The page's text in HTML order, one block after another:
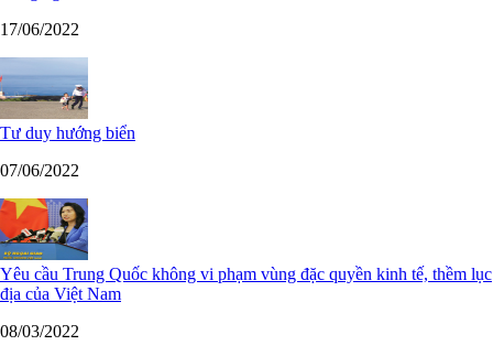
17/06/2022
Tư duy hướng biển
07/06/2022
Yêu cầu Trung Quốc không vi phạm vùng đặc quyền kinh tế, thềm lục
địa của Việt Nam
08/03/2022